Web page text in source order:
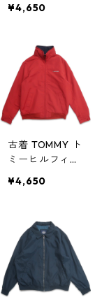
プアップジャケ
テルジャケット
ネイビー 表
記：L gd4091
13n w60416
¥4,650
古着 TOMMY ト
ミーヒルフィガ
ャケット ジッ
ット ブルゾン
レッド 表記：S
gd409060n
w60410
¥4,650